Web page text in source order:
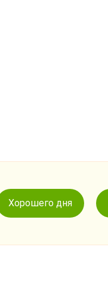
Хорошего дня